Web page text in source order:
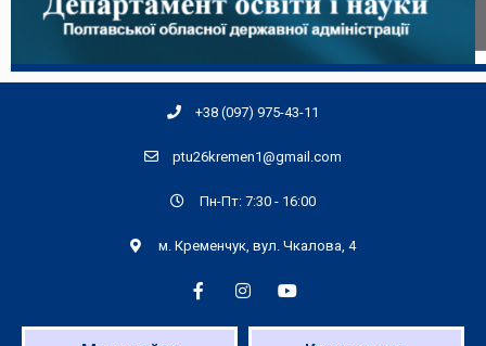
+38 (097) 975-43-11
ptu26kremen1@gmail.com
Пн-Пт: 7:30 - 16:00
м. Кременчук, вул. Чкалова, 4